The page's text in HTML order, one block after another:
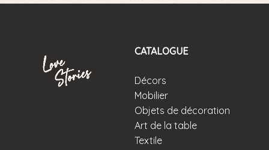
CATALOGUE
Décors
Mobilier
Objets de décoration
Art de la table
Textile